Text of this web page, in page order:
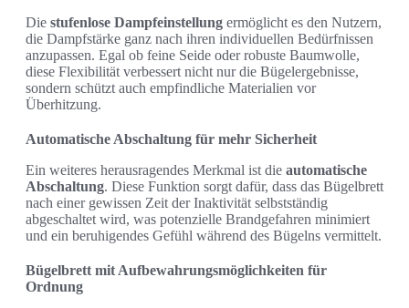
Die stufenlose Dampfeinstellung ermöglicht es den Nutzern,
die Dampfstärke ganz nach ihren individuellen Bedürfnissen
anzupassen. Egal ob feine Seide oder robuste Baumwolle,
diese Flexibilität verbessert nicht nur die Bügelergebnisse,
sondern schützt auch empfindliche Materialien vor
Überhitzung.
Automatische Abschaltung für mehr Sicherheit
Ein weiteres herausragendes Merkmal ist die automatische
Abschaltung. Diese Funktion sorgt dafür, dass das Bügelbrett
nach einer gewissen Zeit der Inaktivität selbstständig
abgeschaltet wird, was potenzielle Brandgefahren minimiert
und ein beruhigendes Gefühl während des Bügelns vermittelt.
Bügelbrett mit Aufbewahrungsmöglichkeiten für
Ordnung